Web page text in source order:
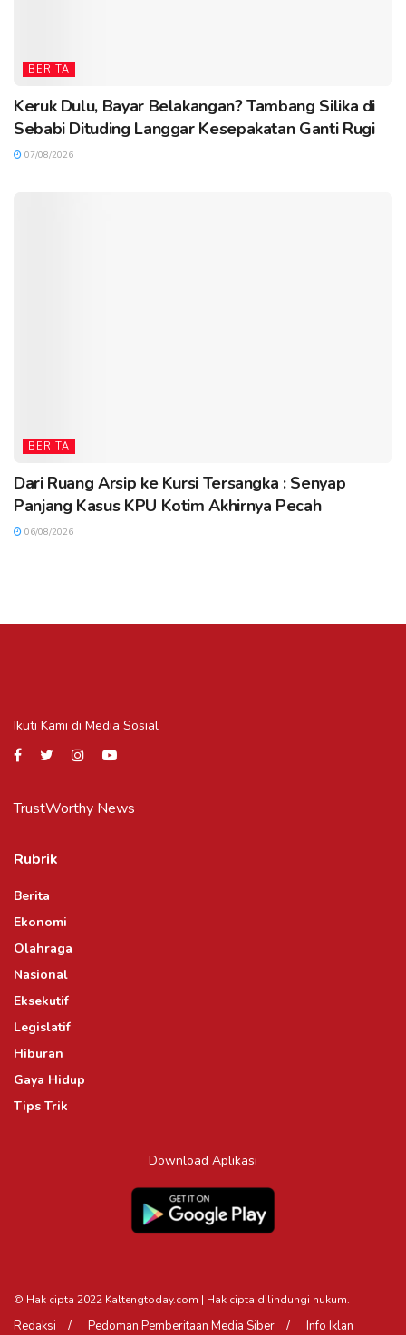
BERITA
Keruk Dulu, Bayar Belakangan? Tambang Silika di
Sebabi Dituding Langgar Kesepakatan Ganti Rugi
07/08/2026
BERITA
Dari Ruang Arsip ke Kursi Tersangka : Senyap
Panjang Kasus KPU Kotim Akhirnya Pecah
06/08/2026
Ikuti Kami di Media Sosial
TrustWorthy News
Rubrik
Berita
Ekonomi
Olahraga
Nasional
Eksekutif
Legislatif
Hiburan
Gaya Hidup
Tips Trik
Download Aplikasi
© Hak cipta 2022 Kaltengtoday.com | Hak cipta dilindungi hukum.
Redaksi Pedoman Pemberitaan Media Siber Info Iklan